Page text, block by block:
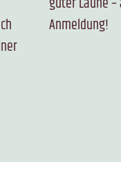
Anmeldung!